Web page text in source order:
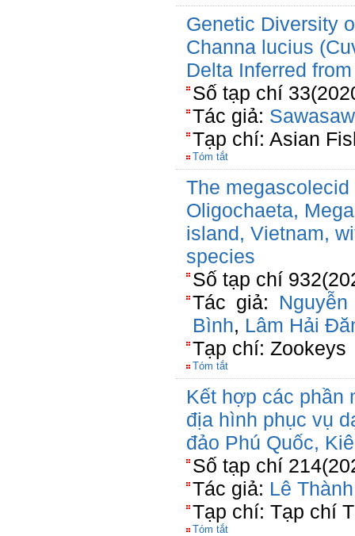
Genetic Diversity
Channa lucius
Delta Inferred
Số tạp chí
Tác giả:
Tạp chí: Asian
Tóm tắt
The
Oligochaeta,
island, Vietnam,
species
Số tạp chí
Tác giả:
Bình, Lâm Hải
Tạp chí: Zookeys
Tóm tắt
Kết hợp các phần
địa hình phục vụ
đảo Phú Quốc,
Số tạp chí
Tác giả: Lê
Tạp chí: Tạp chí
Tóm tắt